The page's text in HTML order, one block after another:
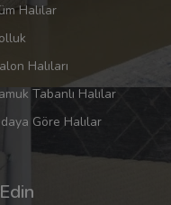
Halılar
Halıları
Tabanlı Halılar
Göre Halılar